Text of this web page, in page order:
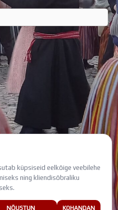
küpsiseid eelkõige veebilehe
ning kliendisõbraliku
NÕUSTUN KOHANDAN